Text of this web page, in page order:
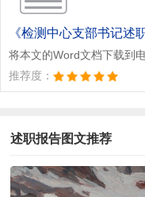
将本文的Word文档下载到
推荐度：
述职报告图文推荐